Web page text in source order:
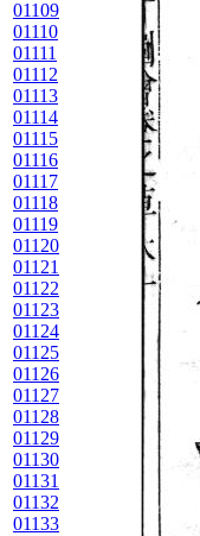
01109
01110
01111
01112
01113
01114
01115
01116
01117
01118
01119
01120
01121
01122
01123
01124
01125
01126
01127
01128
01129
01130
01131
01132
01133